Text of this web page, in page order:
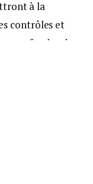
à la
contrôles et
profondes de